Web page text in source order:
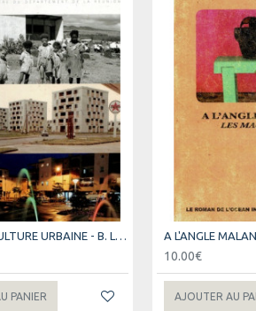
PANIER
10.00€
AJOUTER AU